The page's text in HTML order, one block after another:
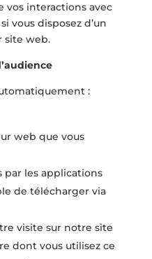
vos interactions avec
vous disposez d’un
site web.
:
web que vous
par les applications
de télécharger via
visite sur notre site
dont vous utilisez ce